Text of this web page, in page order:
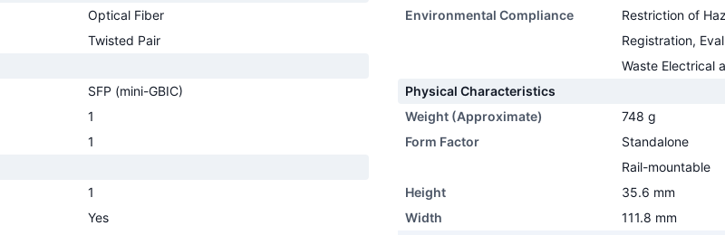
Optical Fiber
Twisted Pair
SFP (mini-GBIC)
1
1
1
Yes
Environmental Compliance
Restriction of
Registration,
Waste Electrical
Physical Characteristics
Weight (Approximate)
748 g
Form Factor
Standalone
Rail-mountable
Height
35.6 mm
Width
111.8 mm